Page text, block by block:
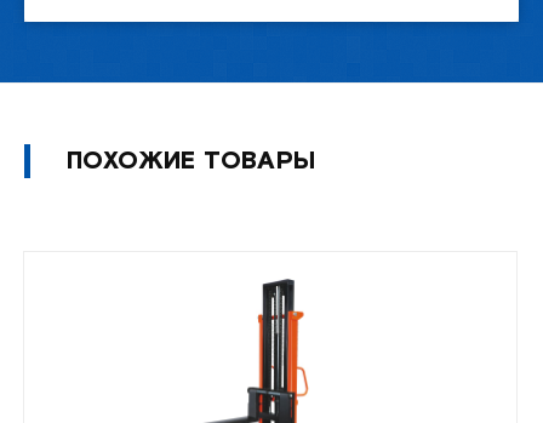
ПОХОЖИЕ ТОВАРЫ